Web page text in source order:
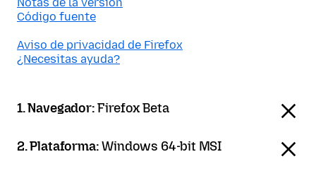
Código fuente
Aviso de privacidad de Firefox
¿Necesitas ayuda?
1. Navegador:Firefox Beta
2. Plataforma:Windows 64-bit MSI